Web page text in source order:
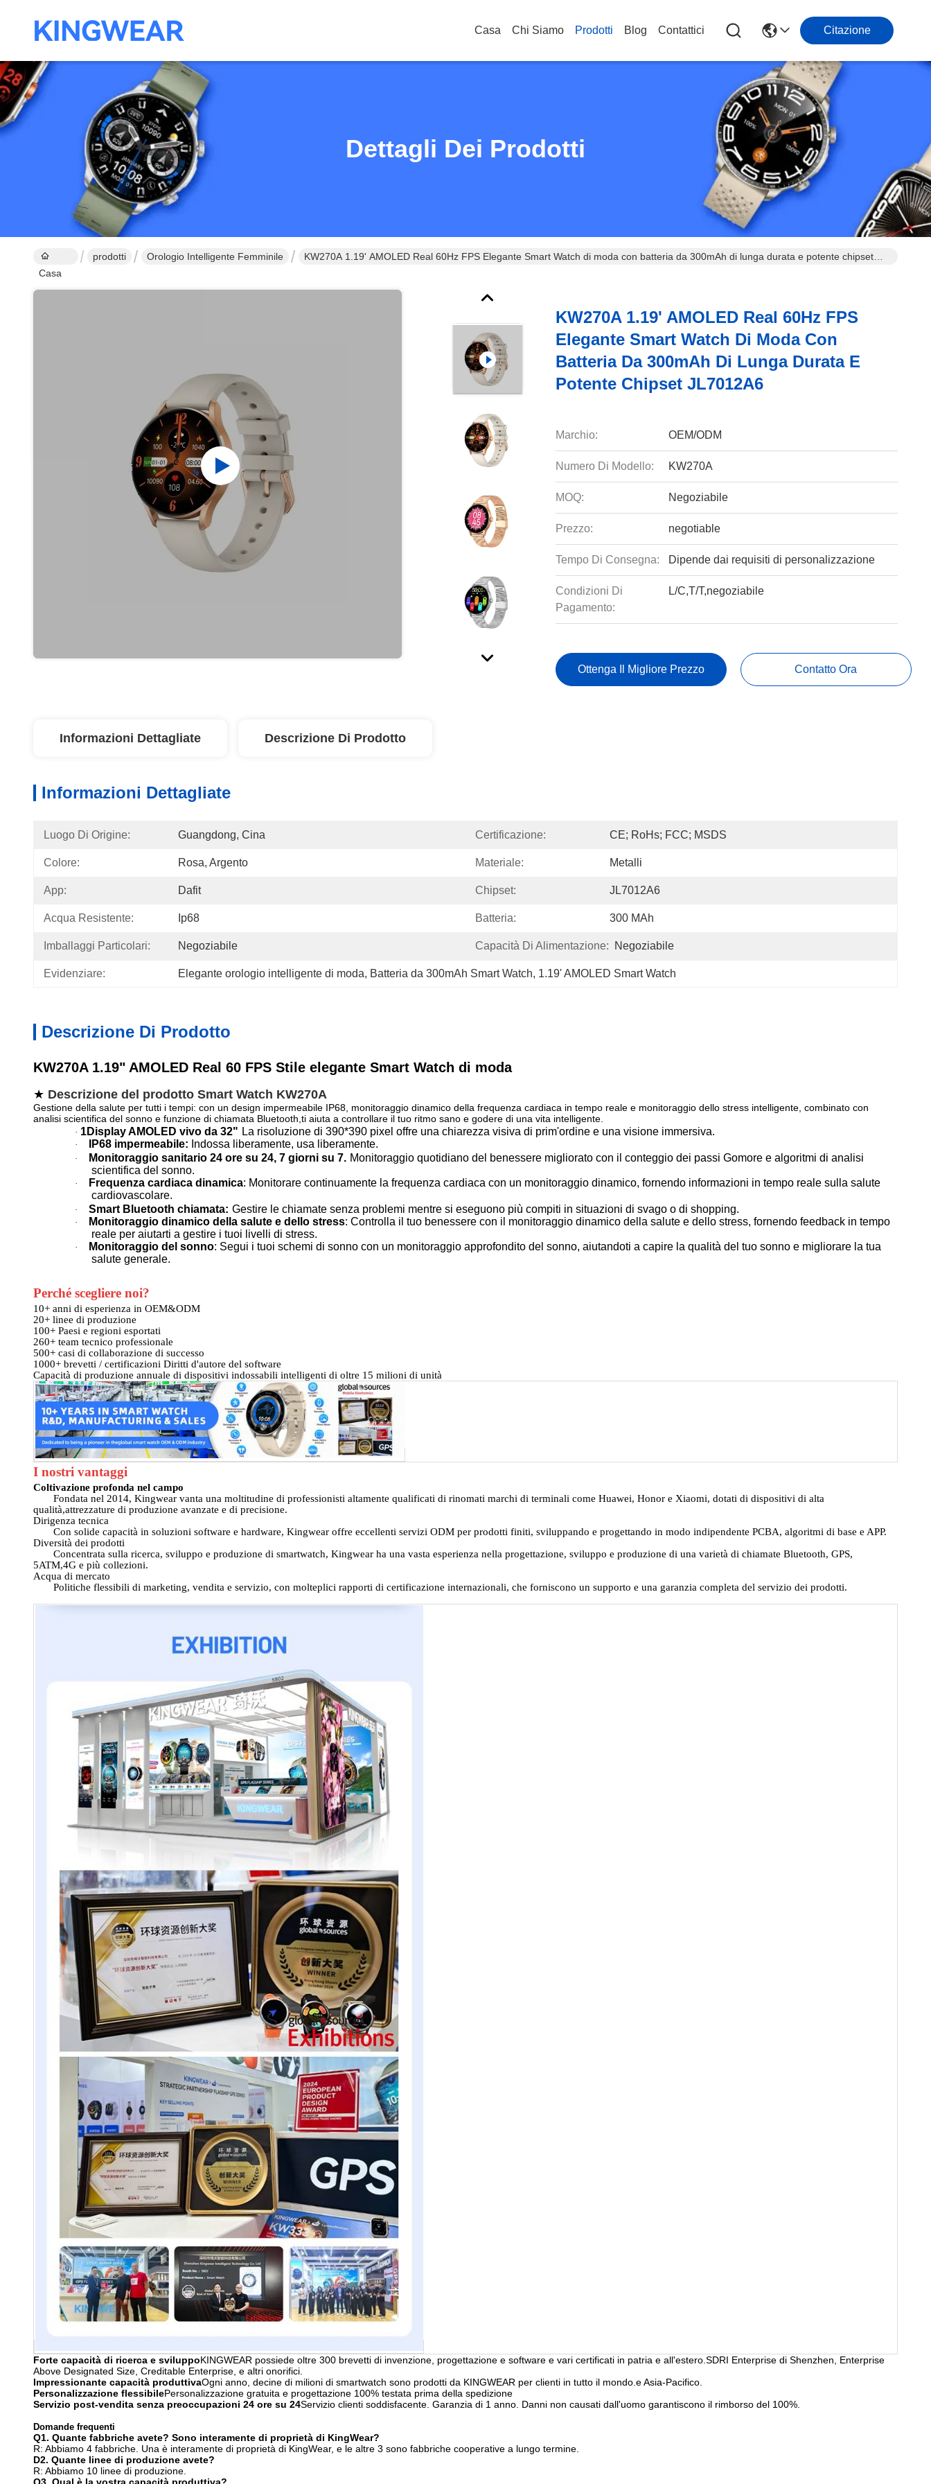
Casa Chi Siamo Prodotti Blog Contattici Citazione
Dettagli Dei Prodotti
Casa
prodotti Orologio Intelligente Femminile
KW270A 1.19' AMOLED Real 60Hz FPS Elegante Smart Watch di moda con batteria da 300mAh di lunga durata e potente chipset
KW270A 1.19' AMOLED Real 60Hz FPS
Elegante Smart Watch Di Moda Con
Batteria Da 300mAh Di Lunga Durata E
Potente Chipset JL7012A6
Marchio: OEM/ODM
Numero Di Modello: KW270A
MOQ: Negoziabile
Prezzo: negotiable
Tempo Di Consegna: Dipende dai requisiti di personalizzazione
Condizioni Di
Pagamento:
L/C,T/T,negoziabile
Ottenga Il Migliore Prezzo Contatto Ora
Informazioni Dettagliate Descrizione Di Prodotto
Informazioni Dettagliate
Luogo Di Origine: Guangdong, Cina Certificazione: CE; RoHs; FCC; MSDS
Colore: Rosa, Argento Materiale: Metalli
App: Dafit Chipset: JL7012A6
Acqua Resistente: Ip68 Batteria: 300 MAh
Imballaggi Particolari: Negoziabile Capacità Di Alimentazione: Negoziabile
Evidenziare: Elegante orologio intelligente di moda, Batteria da 300mAh Smart Watch, 1.19' AMOLED Smart Watch
Descrizione Di Prodotto
KW270A 1.19" AMOLED Real 60 FPS Stile elegante Smart Watch di moda
★ Descrizione del prodotto Smart Watch KW270A
Gestione della salute per tutti i tempi: con un design impermeabile IP68, monitoraggio dinamico della frequenza cardiaca in tempo reale e monitoraggio dello stress intelligente, combinato con
analisi scientifica del sonno e funzione di chiamata Bluetooth,ti aiuta a controllare il tuo ritmo sano e godere di una vita intelligente.
· 1Display AMOLED vivo da 32" La risoluzione di 390*390 pixel offre una chiarezza visiva di prim'ordine e una visione immersiva.
· IP68 impermeabile: Indossa liberamente, usa liberamente.
· Monitoraggio sanitario 24 ore su 24, 7 giorni su 7. Monitoraggio quotidiano del benessere migliorato con il conteggio dei passi Gomore e algoritmi di analisi
scientifica del sonno.
· Frequenza cardiaca dinamica: Monitorare continuamente la frequenza cardiaca con un monitoraggio dinamico, fornendo informazioni in tempo reale sulla salute
cardiovascolare.
· Smart Bluetooth chiamata: Gestire le chiamate senza problemi mentre si eseguono più compiti in situazioni di svago o di shopping.
· Monitoraggio dinamico della salute e dello stress: Controlla il tuo benessere con il monitoraggio dinamico della salute e dello stress, fornendo feedback in tempo
reale per aiutarti a gestire i tuoi livelli di stress.
· Monitoraggio del sonno: Segui i tuoi schemi di sonno con un monitoraggio approfondito del sonno, aiutandoti a capire la qualità del tuo sonno e migliorare la tua
salute generale.
Perché scegliere noi?
10+ anni di esperienza in OEM&ODM
20+ linee di produzione
100+ Paesi e regioni esportati
260+ team tecnico professionale
500+ casi di collaborazione di successo
1000+ brevetti / certificazioni Diritti d'autore del software
Capacità di produzione annuale di dispositivi indossabili intelligenti di oltre 15 milioni di unità
I nostri vantaggi
Coltivazione profonda nel campo
Fondata nel 2014, Kingwear vanta una moltitudine di professionisti altamente qualificati di rinomati marchi di terminali come Huawei, Honor e Xiaomi, dotati di dispositivi di alta
qualità,attrezzature di produzione avanzate e di precisione.
Dirigenza tecnica
Con solide capacità in soluzioni software e hardware, Kingwear offre eccellenti servizi ODM per prodotti finiti, sviluppando e progettando in modo indipendente PCBA, algoritmi di base e APP.
Diversità dei prodotti
Concentrata sulla ricerca, sviluppo e produzione di smartwatch, Kingwear ha una vasta esperienza nella progettazione, sviluppo e produzione di una varietà di chiamate Bluetooth, GPS,
5ATM,4G e più collezioni.
Acqua di mercato
Politiche flessibili di marketing, vendita e servizio, con molteplici rapporti di certificazione internazionali, che forniscono un supporto e una garanzia completa del servizio dei prodotti.
Forte capacità di ricerca e sviluppoKINGWEAR possiede oltre 300 brevetti di invenzione, progettazione e software e vari certificati in patria e all'estero.SDRI Enterprise di Shenzhen, Enterprise
Above Designated Size, Creditable Enterprise, e altri onorifici.
Impressionante capacità produttivaOgni anno, decine di milioni di smartwatch sono prodotti da KINGWEAR per clienti in tutto il mondo.e Asia-Pacifico.
Personalizzazione flessibilePersonalizzazione gratuita e progettazione 100% testata prima della spedizione
Servizio post-vendita senza preoccupazioni 24 ore su 24Servizio clienti soddisfacente. Garanzia di 1 anno. Danni non causati dall'uomo garantiscono il rimborso del 100%.
Domande frequenti
Q1. Quante fabbriche avete? Sono interamente di proprietà di KingWear?
R: Abbiamo 4 fabbriche. Una è interamente di proprietà di KingWear, e le altre 3 sono fabbriche cooperative a lungo termine.
D2. Quante linee di produzione avete?
R: Abbiamo 10 linee di produzione.